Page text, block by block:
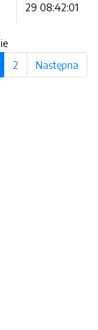
29 08:42:01
2 Następna